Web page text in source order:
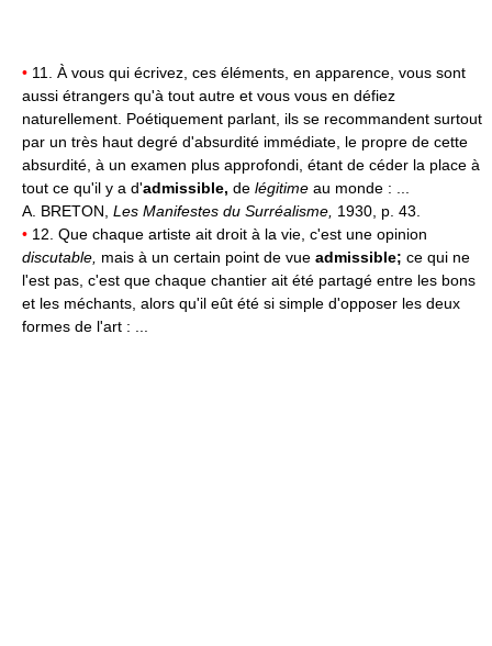
• 11. À vous qui écrivez, ces éléments, en apparence, vous sont
aussi étrangers qu'à tout autre et vous vous en défiez
naturellement. Poétiquement parlant, ils se recommandent surtout
par un très haut degré d'absurdité immédiate, le propre de cette
absurdité, à un examen plus approfondi, étant de céder la place à
tout ce qu'il y a d'admissible, de légitime au monde : ...
A. BRETON, Les Manifestes du Surréalisme, 1930, p. 43.
• 12. Que chaque artiste ait droit à la vie, c'est une opinion
discutable, mais à un certain point de vue admissible; ce qui ne
l'est pas, c'est que chaque chantier ait été partagé entre les bons
et les méchants, alors qu'il eût été si simple d'opposer les deux
formes de l'art : ...